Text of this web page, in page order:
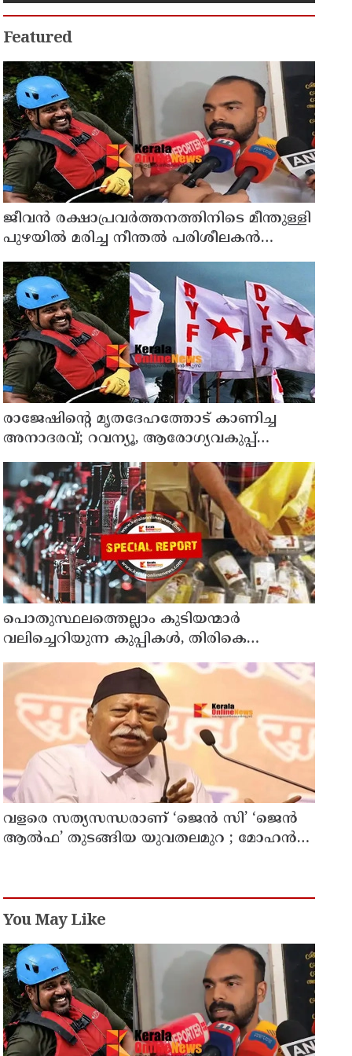
Featured
ജീവൻ രക്ഷാപ്രവർത്തനത്തിനിടെ മീന്തുള്ളി
പുഴയിൽ മരിച്ച നീന്തൽ പരിശീലകൻ
രാജേഷിൻ്റെ മൃതദേഹത്തോട് അനാദരവ് :
റിപ്പോർട്ട് ലഭിച്ചാലുടൻ നടപടിയെന്ന് കളക്ടർ
രാജേഷിന്റെ മൃതദേഹത്തോട് കാണിച്ച
അനാദരവ്; റവന്യൂ, ആരോഗ്യവകുപ്പ്
അനാസ്ഥക്കെതിരെ കടുത്ത നടപടി
വേണം; ഡിവൈഎഫ്ഐ ശക്തമായ
പ്രതിഷേധത്തിലേക്ക്
പൊതുസ്ഥലത്തെല്ലാം കുടിയന്മാര്‍
വലിച്ചെറിയുന്ന കുപ്പികള്‍, തിരികെ
വാങ്ങുന്നത് നിര്‍ത്തുന്നതോടെ ഇത്
ഇരട്ടിക്കും, കോടികളുടെ ലാഭമുള്ള പദ്ധതി
നിര്‍ത്തിയത് എന്തിന്? സര്‍ക്കാരിന്റേത്
തലതിരിഞ്ഞ തീരുമാനമോ?
വളരെ സത്യസന്ധരാണ് ‘ജെൻ സി’ ‘ജെൻ
ആൽഫ’ തുടങ്ങിയ യുവതലമുറ ; മോഹൻ
You May Like